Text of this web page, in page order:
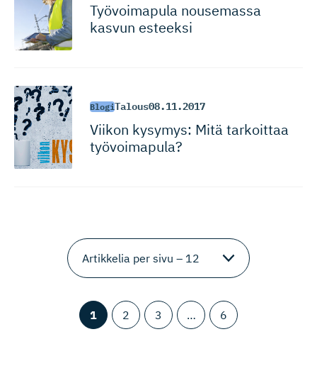
Työvoimapula nousemassa
kasvun esteeksi
BlogiTalous08.11.2017
Viikon kysymys: Mitä tarkoittaa
työvoimapula?
1 2 3 … 6